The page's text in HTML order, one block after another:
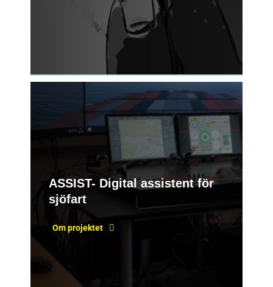
ASSIST- Digital assistent för
sjöfart
Om projektet